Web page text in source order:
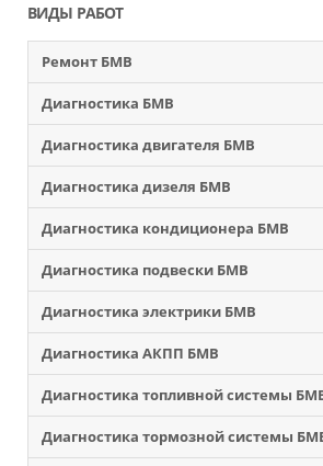
ВИДЫ РАБОТ
Ремонт БМВ
Диагностика БМВ
Диагностика двигателя БМВ
Диагностика дизеля БМВ
Диагностика кондиционера БМВ
Диагностика подвески БМВ
Диагностика электрики БМВ
Диагностика АКПП БМВ
Диагностика топливной системы
Диагностика тормозной системы